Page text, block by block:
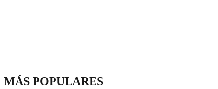
MÁS POPULARES